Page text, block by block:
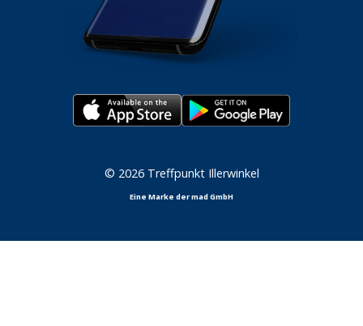
© 2026 Treffpunkt Illerwinkel
Eine Marke der mad GmbH